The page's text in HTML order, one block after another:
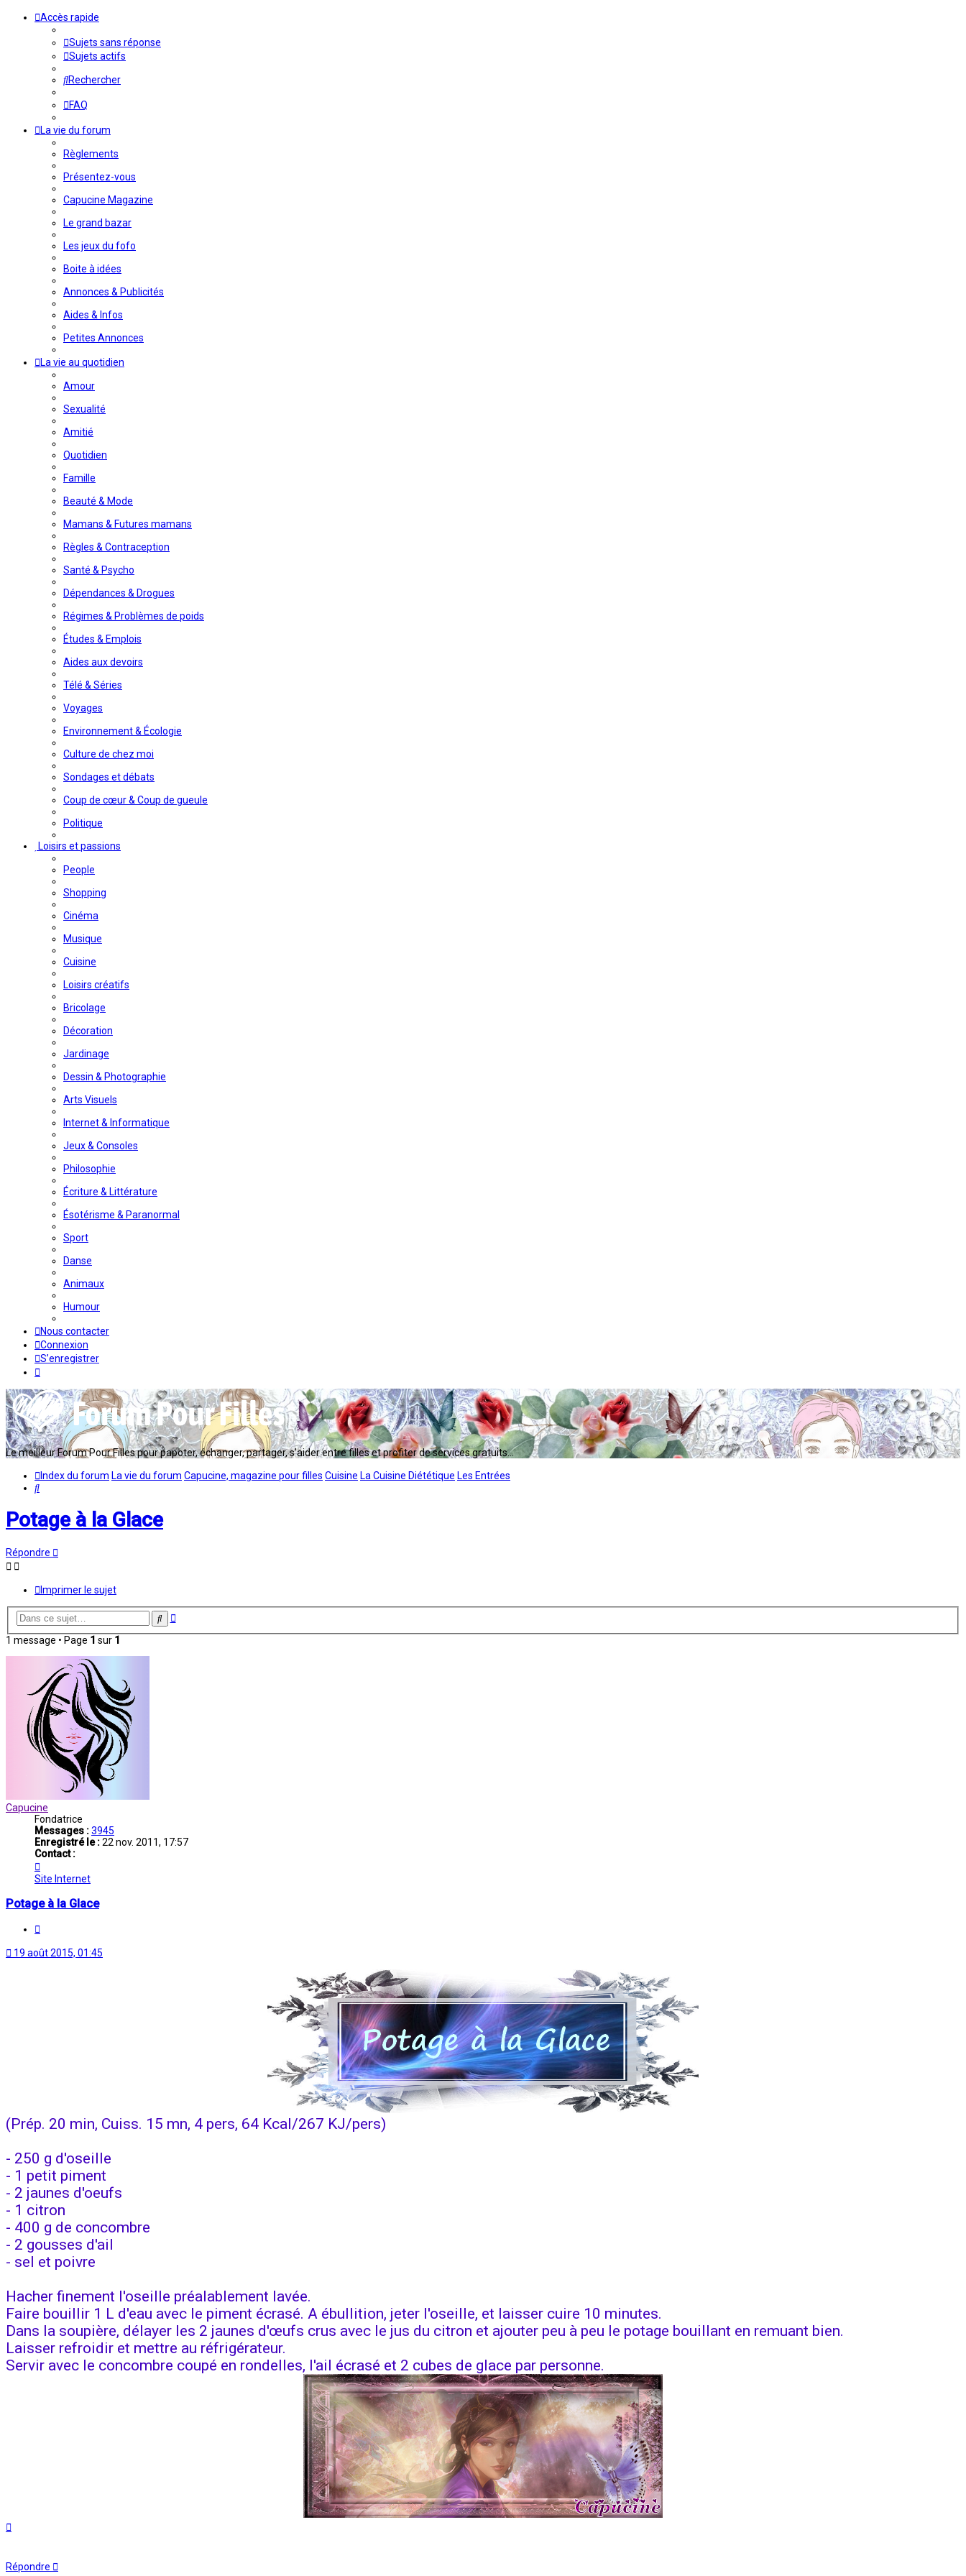
Accès rapide
Sujets sans réponse
Sujets actifs
Rechercher
FAQ
La vie du forum
Règlements
Présentez-vous
Capucine Magazine
Le grand bazar
Les jeux du fofo
Boite à idées
Annonces & Publicités
Aides & Infos
Petites Annonces
La vie au quotidien
Amour
Sexualité
Amitié
Quotidien
Famille
Beauté & Mode
Mamans & Futures mamans
Règles & Contraception
Santé & Psycho
Dépendances & Drogues
Régimes & Problèmes de poids
Études & Emplois
Aides aux devoirs
Télé & Séries
Voyages
Environnement & Écologie
Culture de chez moi
Sondages et débats
Coup de cœur & Coup de gueule
Politique
Loisirs et passions
People
Shopping
Cinéma
Musique
Cuisine
Loisirs créatifs
Bricolage
Décoration
Jardinage
Dessin & Photographie
Arts Visuels
Internet & Informatique
Jeux & Consoles
Philosophie
Écriture & Littérature
Ésotérisme & Paranormal
Sport
Danse
Animaux
Humour
Nous contacter
Connexion
S’enregistrer
Le meilleur Forum Pour Filles pour papoter, échanger, partager, s'aider entre filles et profiter de services gratuits...
Index du forum La vie du forum Capucine, magazine pour filles Cuisine La Cuisine Diététique Les Entrées
Rechercher
Potage à la Glace
Répondre
Imprimer le sujet
Rechercher
Recherche
1 message • Page 1 sur 1
Capucine
Fondatrice
Messages :3945
Enregistré le :22 nov. 2011, 17:57
Contact :
Capucine
Site Internet
Potage à la Glace
19 août 2015, 01:45
(Prép. 20 min, Cuiss. 15 mn, 4 pers, 64 Kcal/267 KJ/pers)
- 250 g d'oseille
- 1 petit piment
- 2 jaunes d'oeufs
- 1 citron
- 400 g de concombre
- 2 gousses d'ail
- sel et poivre
Hacher finement l'oseille préalablement lavée.
Faire bouillir 1 L d'eau avec le piment écrasé. A ébullition, jeter l'oseille, et laisser cuire 10 minutes.
Dans la soupière, délayer les 2 jaunes d'œufs crus avec le jus du citron et ajouter peu à peu le potage bouillant en remuant bien.
Laisser refroidir et mettre au réfrigérateur.
Servir avec le concombre coupé en rondelles, l'ail écrasé et 2 cubes de glace par personne.
Répondre